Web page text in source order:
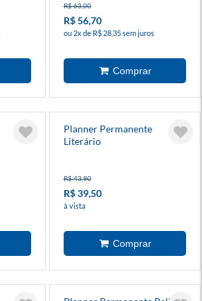
R$ 63,00
R$ 56,70
ou 2x de R$ 28,35 sem juros
Planner Permanente
Literário
R$ 43,90
R$ 39,50
à vista